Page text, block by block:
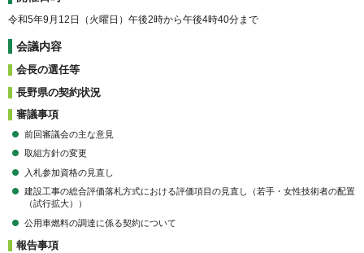
令和5年9月12日（火曜日）午後2時から午後4時40分まで
会議内容
会長の選任等
長野県の契約状況
審議事項
前回審議会の主な意見
取組方針の変更
入札参加資格の見直し
建設工事の総合評価落札方式における評価項目の見直し（若手・女性技術者の配置
（試行拡大））
公用車燃料の調達に係る契約について
報告事項